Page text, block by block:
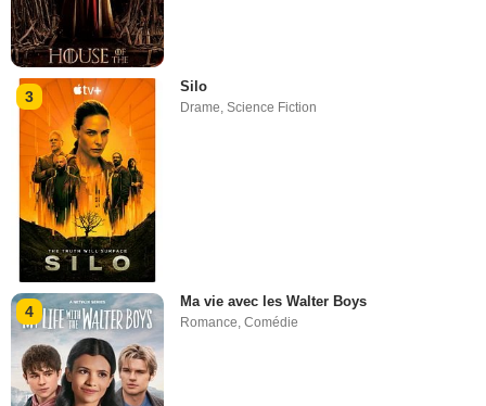
3
Silo
Drame ,Science Fiction
4
Ma vie avec les Walter Boys
Romance,Comédie